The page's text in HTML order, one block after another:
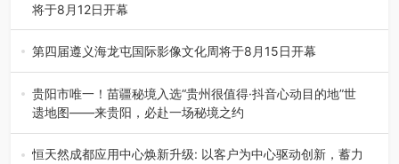
将于8月12日开幕
8月7日，威宁彝族回族苗族自治县第二十三届“民族团结
杯”篮球赛暨2026年“村B…
第四届遵义海龙屯国际影像文化周将于8月15日开幕
8月7日，第四届遵义海龙屯国际影像文化周媒体通气会在世
界文化遗产地海龙屯核心景区…
贵阳市唯一！苗疆秘境入选“贵州很值得·抖音心动目的地”世
遗地图——来贵阳，必赴一场秘境之约
2026年7月21日，2026年“贵州很值得”暨抖音“心动目的
地”（贵州站）主题…
恒天然成都应用中心焕新升级: 以客户为中心驱动创新，蓄力